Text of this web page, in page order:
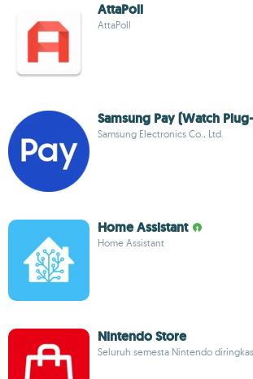
AttaPoll
AttaPoll
Samsung Pay (Watch
Samsung Electronics Co., Ltd.
Home Assistant
Home Assistant
Nintendo Store
Seluruh semesta Nintendo